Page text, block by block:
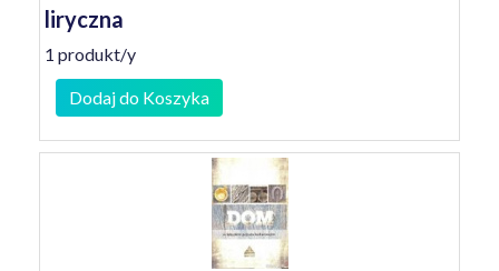
liryczna
1 produkt/y
Dodaj do Koszyka